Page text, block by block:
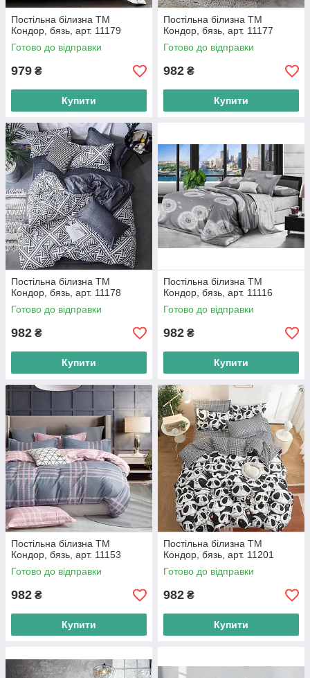
Постільна білизна ТМ
Кондор, бязь, арт. 11179
Готово до відправки
979 ₴
Купити
Постільна білизна ТМ
Кондор, бязь, арт. 11177
Готово до відправки
982 ₴
Купити
Постільна білизна ТМ
Кондор, бязь, арт. 11178
Готово до відправки
982 ₴
Купити
Постільна білизна ТМ
Кондор, бязь, арт. 11116
Готово до відправки
982 ₴
Купити
Постільна білизна ТМ
Кондор, бязь, арт. 11153
Готово до відправки
982 ₴
Купити
Постільна білизна ТМ
Кондор, бязь, арт. 11201
Готово до відправки
982 ₴
Купити